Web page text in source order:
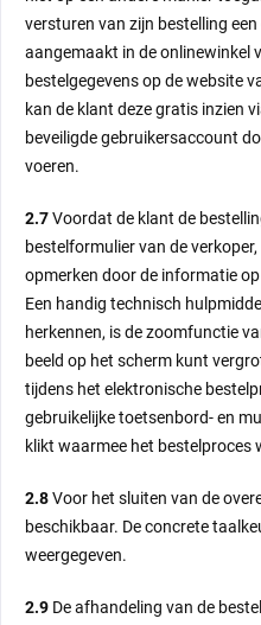
versturen van zijn bestelling
aangemaakt in de onlinewinkel
bestelgegevens op de website
kan de klant deze gratis inzien
beveiligde gebruikersaccount
voeren.
2.7Voordat de klant de
bestelformulier van de
opmerken door de informatie
Een handig technisch
herkennen, is de zoomfunctie
beeld op het scherm kunt
tijdens het elektronische
gebruikelijke toetsenbord- en
klikt waarmee het bestelproces
2.8Voor het sluiten van de
beschikbaar. De concrete
weergegeven.
2.9 De afhandeling van de